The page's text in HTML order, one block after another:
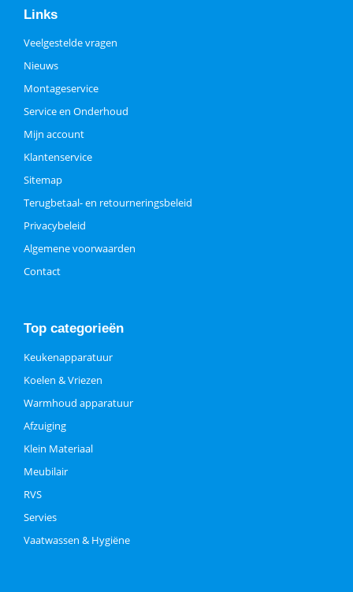
Links
Veelgestelde vragen
Nieuws
Montageservice
Service en Onderhoud
Mijn account
Klantenservice
Sitemap
Terugbetaal- en retourneringsbeleid
Privacybeleid
Algemene voorwaarden
Contact
Top categorieën
Keukenapparatuur
Koelen & Vriezen
Warmhoud apparatuur
Afzuiging
Klein Materiaal
Meubilair
RVS
Servies
Vaatwassen & Hygiëne